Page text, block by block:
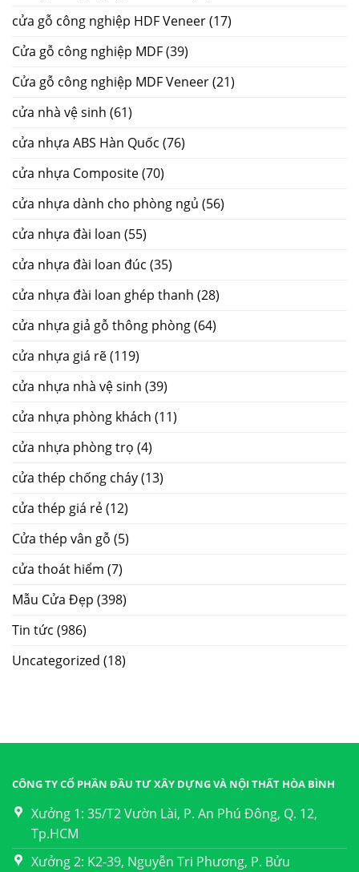
cửa gỗ công nghiệp HDF Veneer(17)
Cửa gỗ công nghiệp MDF(39)
Cửa gỗ công nghiệp MDF Veneer(21)
cửa nhà vệ sinh (61)
cửa nhựa ABS Hàn Quốc (76)
cửa nhựa Composite(70)
cửa nhựa dành cho phòng ngủ (56)
cửa nhựa đài loan (55)
cửa nhựa đài loan đúc (35)
cửa nhựa đài loan ghép thanh (28)
cửa nhựa giả gỗ thông phòng(64)
cửa nhựa giá rẽ(119)
cửa nhựa nhà vệ sinh (39)
cửa nhựa phòng khách (11)
cửa nhựa phòng trọ (4)
cửa thép chống cháy(13)
cửa thép giá rẻ(12)
Cửa thép vân gỗ (5)
cửa thoát hiểm (7)
Mẫu Cửa Đẹp (398)
Tin tức (986)
Uncategorized (18)
CÔNG TY CỔ PHẦN ĐẦU TƯ XÂY DỰNG VÀ NỘI THẤT HÒA BÌNH
Xưởng 1: 35/T2 Vườn Lài, P. An Phú Đông, Q. 12,
Tp.HCM
Xưởng 2: K2-39, Nguyễn Tri Phương, P. Bửu